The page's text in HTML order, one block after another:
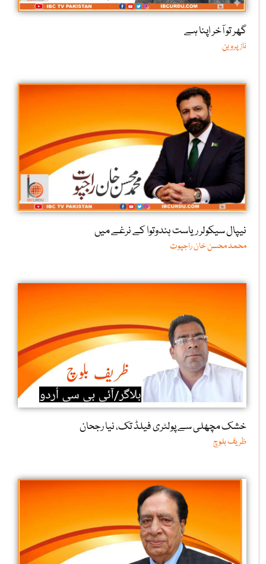
گھر تو آخر اپنا ہے
ناز پروین
نیپال سیکولر ریاست ہندوتوا کے نرغے میں
محمد محسن خان راجپوت
خشک مچھلی سے پولٹری فیلڈ تک، نیا رجحان
ظریف بلوچ